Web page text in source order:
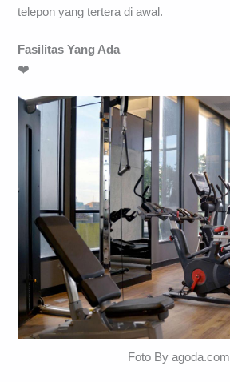
telepon yang tertera di awal.
Fasilitas Yang Ada
❤️
Foto By agoda.com